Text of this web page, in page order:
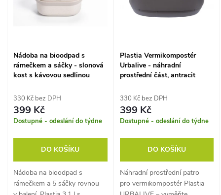
p
o
d
u
s
p
o
u
Nádoba na bioodpad s
rámečkem a sáčky - slonová
kost s kávovou sedlinou
330 Kč bez DPH
399 Kč
Dostupné - odeslání do týdne
DO KOŠÍKU
Nádoba na bioodpad s
rámečkem a 5 sáčky rovnou
Plastia Vermikompostér
Urbalive - náhradní
prostřední část, antracit
330 Kč bez DPH
399 Kč
Dostupné - odeslání do týdne
DO KOŠÍKU
Náhradní prostřední patro
pro vermikompostér Plastia